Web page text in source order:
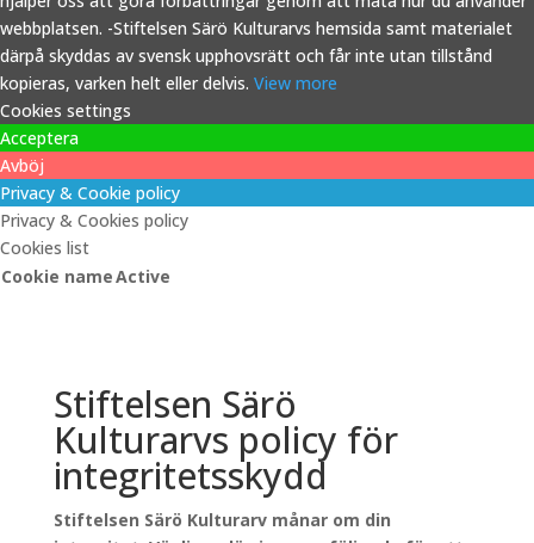
webbplatsen. -Stiftelsen Särö Kulturarvs hemsida samt materialet
därpå skyddas av svensk upphovsrätt och får inte utan tillstånd
kopieras, varken helt eller delvis. View more
Cookies settings
Acceptera
Avböj
Privacy & Cookie policy
Privacy & Cookies policy
Cookies list
Cookie nameActive
Stiftelsen Särö
Kulturarvs policy för
integritetsskydd
Stiftelsen Särö Kulturarv månar om din